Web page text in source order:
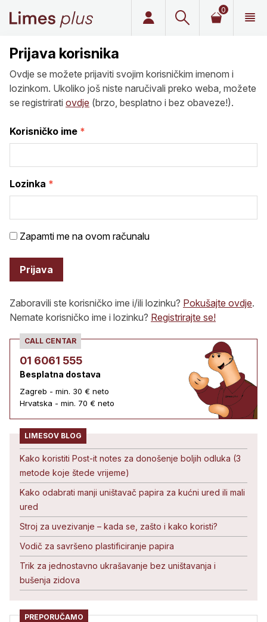
0
Prijava korisnika
Ovdje se možete prijaviti svojim korisničkim imenom i
lozinkom. Ukoliko još niste naručivali preko weba, možete
se registrirati ovdje (brzo, besplatno i bez obaveze!).
Korisničko ime
Lozinka
Zapamti me na ovom računalu
Prijava
Zaboravili ste korisničko ime i/ili lozinku? Pokušajte ovdje.
Nemate korisničko ime i lozinku? Registrirajte se!
CALL CENTAR
01 6061 555
Besplatna dostava
Zagreb - min. 30 € neto
Hrvatska - min. 70 € neto
LIMESOV BLOG
Kako koristiti Post-it notes za donošenje boljih odluka (3
metode koje štede vrijeme)
Kako odabrati manji uništavač papira za kućni ured ili mali
ured
Stroj za uvezivanje – kada se, zašto i kako koristi?
Vodič za savršeno plastificiranje papira
Trik za jednostavno ukrašavanje bez uništavanja i
bušenja zidova
PREPORUČAMO